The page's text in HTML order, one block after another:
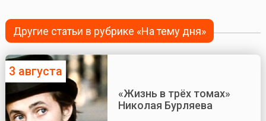
Другие статьи в рубрике «На тему дня»
3 августа
«Жизнь в трёх томах»
Николая Бурляева